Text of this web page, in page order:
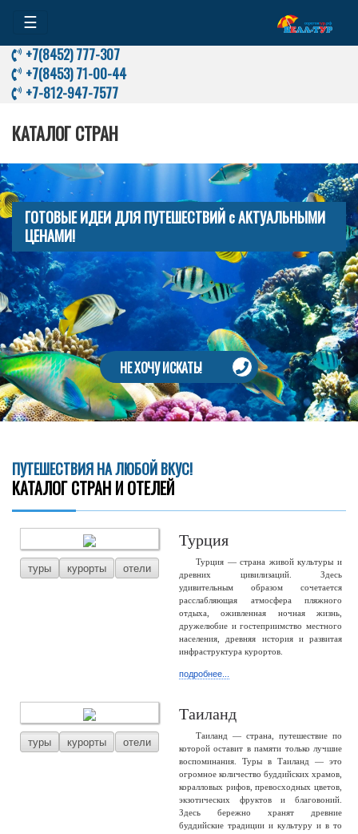
☰
+7(8452) 777-307
+7(8453) 71-00-44
+7-812-947-7577
КАТАЛОГ СТРАН
ГОТОВЫЕ ИДЕИ ДЛЯ ПУТЕШЕСТВИЙ с АКТУАЛЬНЫМИ
ЦЕНАМИ!
НЕ ХОЧУ ИСКАТЬ!
ПУТЕШЕСТВИЯ НА ЛЮБОЙ ВКУС!
КАТАЛОГ СТРАН И ОТЕЛЕЙ
туры курорты отели
Турция
Турция — страна живой культуры и
древних цивилизаций. Здесь
удивительным образом сочетается
расслабляющая атмосфера пляжного
отдыха, оживленная ночная жизнь,
дружелюбие и гостеприимство местного
населения, древняя история и развитая
инфраструктура курортов.
подробнее...
туры курорты отели
Таиланд
Таиланд — страна, путешествие по
которой оставит в памяти только лучшие
воспоминания. Туры в Таиланд — это
огромное количество буддийских храмов,
коралловых рифов, превосходных цветов,
экзотических фруктов и благовоний.
Здесь бережно хранят древние
буддийские традиции и культуру и в то